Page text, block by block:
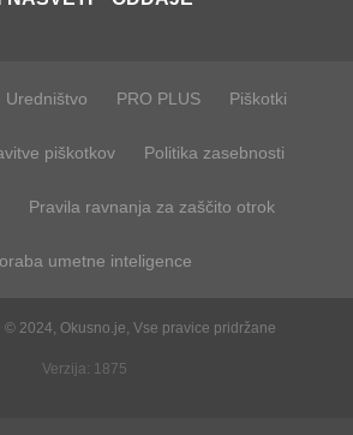
Uredništvo PRO PLUS Piškotki
piškotkov Politika zasebnosti
Pravila ravnanja za zaščito otrok
umetne inteligence
© 2024, Okusno.je, Vse pravice pridržane
Verzija: 1875